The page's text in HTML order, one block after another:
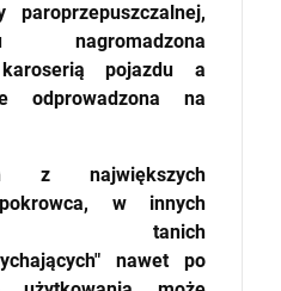
paroprzepuszczalnej,
pojazdu a
odprowadzona na
największych
w innych
tanich
nawet po